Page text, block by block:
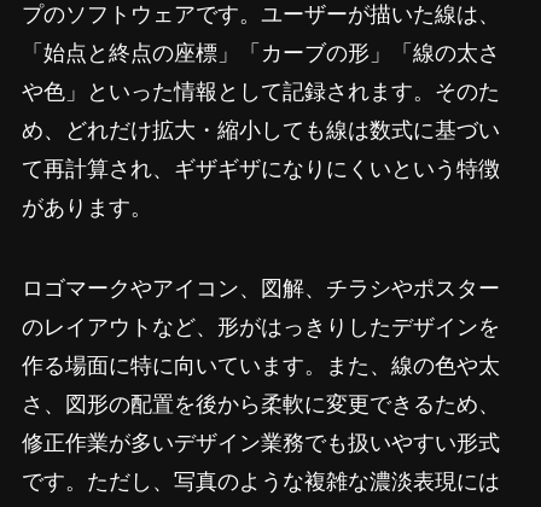
プのソフトウェアです。ユーザーが描いた線は、
「始点と終点の座標」「カーブの形」「線の太さ
や色」といった情報として記録されます。そのた
め、どれだけ拡大・縮小しても線は数式に基づい
て再計算され、ギザギザになりにくいという特徴
があります。
ロゴマークやアイコン、図解、チラシやポスター
のレイアウトなど、形がはっきりしたデザインを
作る場面に特に向いています。また、線の色や太
さ、図形の配置を後から柔軟に変更できるため、
修正作業が多いデザイン業務でも扱いやすい形式
です。ただし、写真のような複雑な濃淡表現には